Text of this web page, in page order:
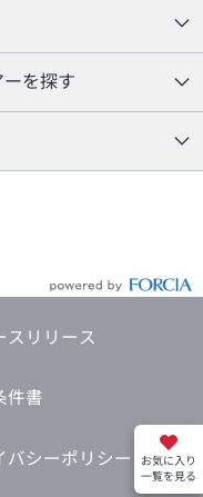
お気に入り
一覧を見る
を探す
スリリース
件書
バシーポリシー